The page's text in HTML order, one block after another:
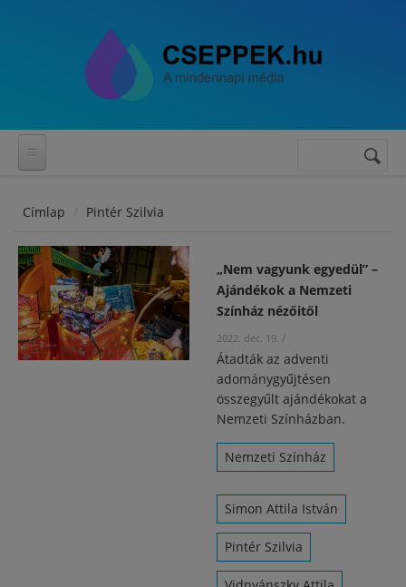
Keresés
Címlap Pintér Szilvia
„Nem vagyunk egyedül” –
Ajándékok a Nemzeti
Színház nézőitől
2022. dec. 19. /
Átadták az adventi
adománygyűjtésen
összegyűlt ajándékokat a
Nemzeti Színházban.
Nemzeti Színház
Simon Attila István
Pintér Szilvia